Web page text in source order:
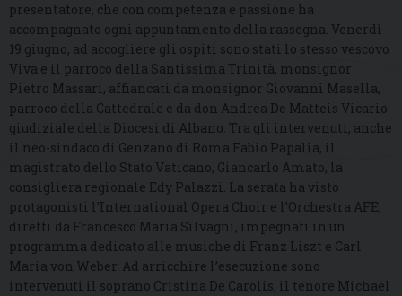
presentatore, che con competenza e passione ha
accompagnato ogni appuntamento della rassegna. Venerdì
19 giugno, ad accogliere gli ospiti sono stati lo stesso vescovo
Viva e il parroco della Santissima Trinità, monsignor
Pietro Massari, affiancati da monsignor Giovanni Masella,
parroco della Cattedrale e da don Andrea De Matteis Vicario
giudiziale della Diocesi di Albano. Tra gli intervenuti, anche
il neo-sindaco di Genzano di Roma Fabio Papalia, il
magistrato dello Stato Vaticano, Giancarlo Amato, la
consigliera regionale Edy Palazzi. La serata ha visto
protagonisti l’International Opera Choir e l’Orchestra AFE,
diretti da Francesco Maria Silvagni, impegnati in un
programma dedicato alle musiche di Franz Liszt e Carl
Maria von Weber. Ad arricchire l’esecuzione sono
intervenuti il soprano Cristina De Carolis, il tenore Michael